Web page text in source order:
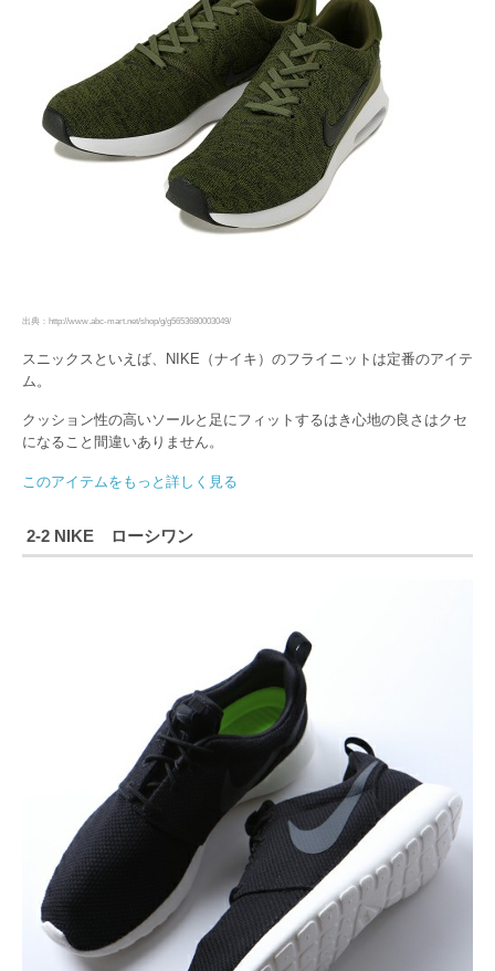
出典：http://www.abc-mart.net/shop/g/g5653680003049/
スニックスといえば、NIKE（ナイキ）のフライニットは定番のアイテ
ム。
クッション性の高いソールと足にフィットするはき心地の良さはクセ
になること間違いありません。
このアイテムをもっと詳しく見る
2-2 NIKE ローシワン